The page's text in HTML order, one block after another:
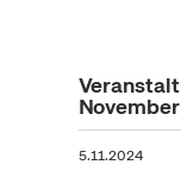
5.11.2024